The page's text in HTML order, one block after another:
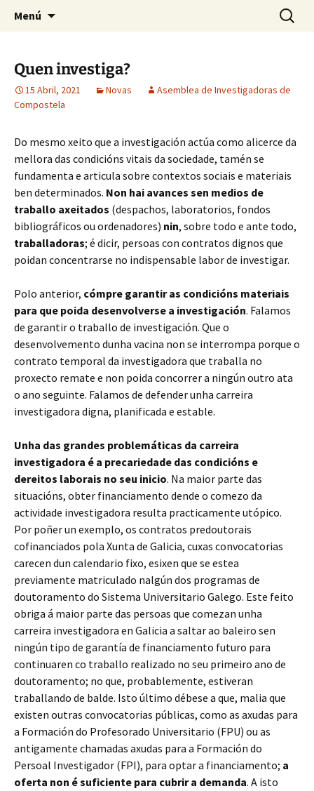
Asemblea de Investigadoras
de Compostela
Menú Buscar:
Quen investiga?
15 Abril, 2021 Novas
Asemblea de Investigadoras de
Compostela
Do mesmo xeito que a investigación actúa como alicerce da
mellora das condicións vitais da sociedade, tamén se
fundamenta e articula sobre contextos sociais e materiais
ben determinados. Non hai avances sen medios de
traballo axeitados (despachos, laboratorios, fondos
bibliográficos ou ordenadores) nin, sobre todo e ante todo,
traballadoras; é dicir, persoas con contratos dignos que
poidan concentrarse no indispensable labor de investigar.
Polo anterior, cómpre garantir as condicións materiais
para que poida desenvolverse a investigación. Falamos
de garantir o traballo de investigación. Que o
desenvolvemento dunha vacina non se interrompa porque o
contrato temporal da investigadora que traballa no
proxecto remate e non poida concorrer a ningún outro ata
o ano seguinte. Falamos de defender unha carreira
investigadora digna, planificada e estable.
Unha das grandes problemáticas da carreira
investigadora é a precariedade das condicións e
dereitos laborais no seu inicio. Na maior parte das
situacións, obter financiamento dende o comezo da
actividade investigadora resulta practicamente utópico.
Por poñer un exemplo, os contratos predoutorais
cofinanciados pola Xunta de Galicia, cuxas convocatorias
carecen dun calendario fixo, esixen que se estea
previamente matriculado nalgún dos programas de
doutoramento do Sistema Universitario Galego. Este feito
obriga á maior parte das persoas que comezan unha
carreira investigadora en Galicia a saltar ao baleiro sen
ningún tipo de garantía de financiamento futuro para
continuaren co traballo realizado no seu primeiro ano de
doutoramento; no que, probablemente, estiveran
traballando de balde. Isto último débese a que, malia que
existen outras convocatorias públicas, como as axudas para
a Formación do Profesorado Universitario (FPU) ou as
antigamente chamadas axudas para a Formación do
Persoal Investigador (FPI), para optar a financiamento; a
oferta non é suficiente para cubrir a demanda. A isto